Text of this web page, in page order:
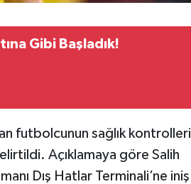
Gibi Başladık!
futbolcunun sağlık kontrolleri
Açıklamaya göre Salih
Dış Hatlar Terminali’ne iniş